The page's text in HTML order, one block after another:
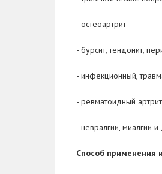
- остеоартрит
- бурсит, тендонит,
- инфекционный,
- ревматоидный
- невралгии, миалгии
Способ применения